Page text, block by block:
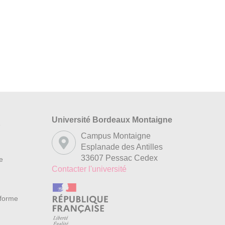
Université Bordeaux Montaigne
Campus Montaigne
Esplanade des Antilles
33607 Pessac Cedex
Contacter l'université